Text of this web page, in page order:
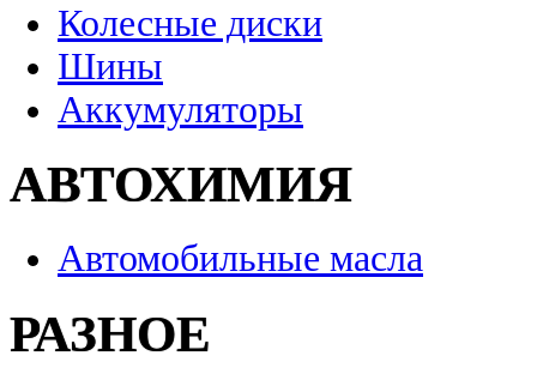
Колесные диски
Шины
Аккумуляторы
АВТОХИМИЯ
Автомобильные масла
РАЗНОЕ